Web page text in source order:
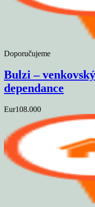
Doporučujeme
Bulzi –
dependance
Eur108.000